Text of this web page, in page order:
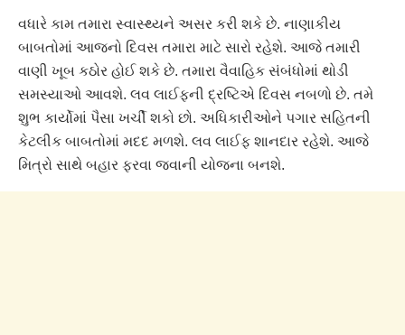
વધારે કામ તમારા સ્વાસ્થ્યને અસર કરી શકે છે. નાણાકીય
બાબતોમાં આજનો દિવસ તમારા માટે સારો રહેશે. આજે તમારી
વાણી ખૂબ કઠોર હોઈ શકે છે. તમારા વૈવાહિક સંબંધોમાં થોડી
સમસ્યાઓ આવશે. લવ લાઈફની દ્રષ્ટિએ દિવસ નબળો છે. તમે
શુભ કાર્યોમાં પૈસા ખર્ચી શકો છો. અધિકારીઓને પગાર સહિતની
કેટલીક બાબતોમાં મદદ મળશે. લવ લાઈફ શાનદાર રહેશે. આજે
મિત્રો સાથે બહાર ફરવા જવાની યોજના બનશે.